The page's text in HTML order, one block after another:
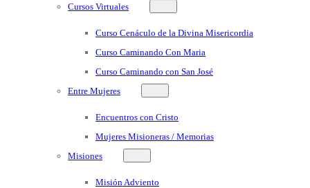
Cursos Virtuales
Curso Cenáculo de la Divina Misericordia
Curso Caminando Con Maria
Curso Caminando con San José
Entre Mujeres
Encuentros con Cristo
Mujeres Misioneras / Memorias
Misiones
Misión Adviento